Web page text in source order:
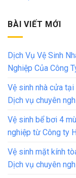
BÀI VIẾT MỚI
Dịch Vụ Vệ Sinh
Nghiệp Của Công
Vệ sinh nhà cửa
Dịch vụ chuyên
Vệ sinh bể bơi 4
nghiệp từ Công ty
Vệ sinh mặt kính
Dịch vụ chuyên